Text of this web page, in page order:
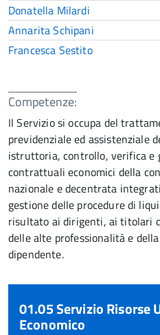
Donatella Milardi
Annarita Schipani
Francesca Sestito
Competenze:
Il Servizio si occupa del
previdenziale ed assistenziale
istruttoria, controllo, verifica e
contrattuali economici della
nazionale e decentrata
gestione delle procedure di
risultato ai dirigenti, ai titolari
delle alte professionalità e
dipendente.
01.05 Servizio Risorse
Economico